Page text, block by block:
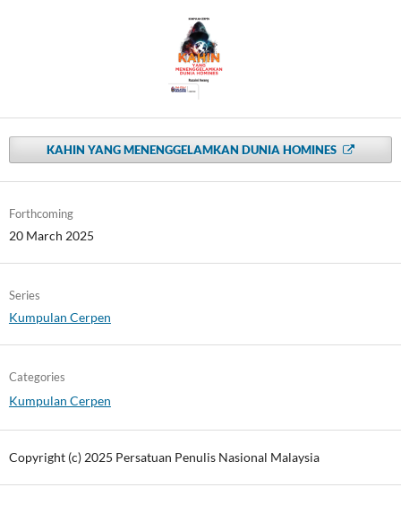
KAHIN YANG MENENGGELAMKAN DUNIA HOMINES
Forthcoming
20 March 2025
Series
Kumpulan Cerpen
Categories
Kumpulan Cerpen
Copyright (c) 2025 Persatuan Penulis Nasional Malaysia